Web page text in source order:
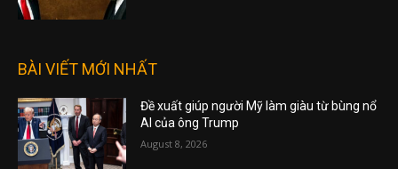
BÀI VIẾT MỚI NHẤT
Đề xuất giúp người Mỹ làm giàu từ bùng nổ
AI của ông Trump
August 8, 2026